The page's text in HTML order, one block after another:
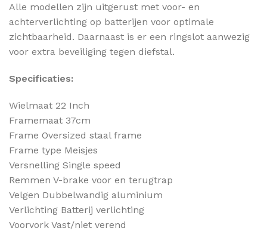
Alle modellen zijn uitgerust met voor- en
achterverlichting op batterijen voor optimale
zichtbaarheid. Daarnaast is er een ringslot aanwezig
voor extra beveiliging tegen diefstal.
Specificaties:
Wielmaat 22 Inch
Framemaat 37cm
Frame Oversized staal frame
Frame type Meisjes
Versnelling Single speed
Remmen V-brake voor en terugtrap
Velgen Dubbelwandig aluminium
Verlichting Batterij verlichting
Voorvork Vast/niet verend